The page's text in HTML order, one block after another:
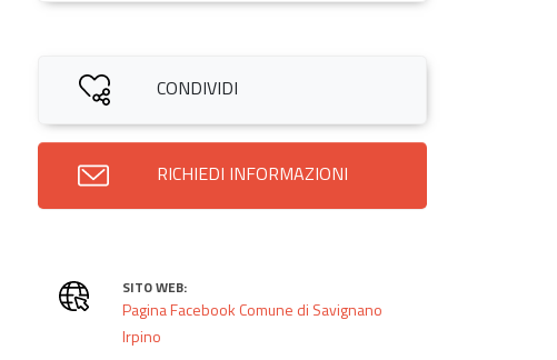
CONDIVIDI
RICHIEDI INFORMAZIONI
SITO WEB:
Pagina Facebook Comune di Savignano
Irpino